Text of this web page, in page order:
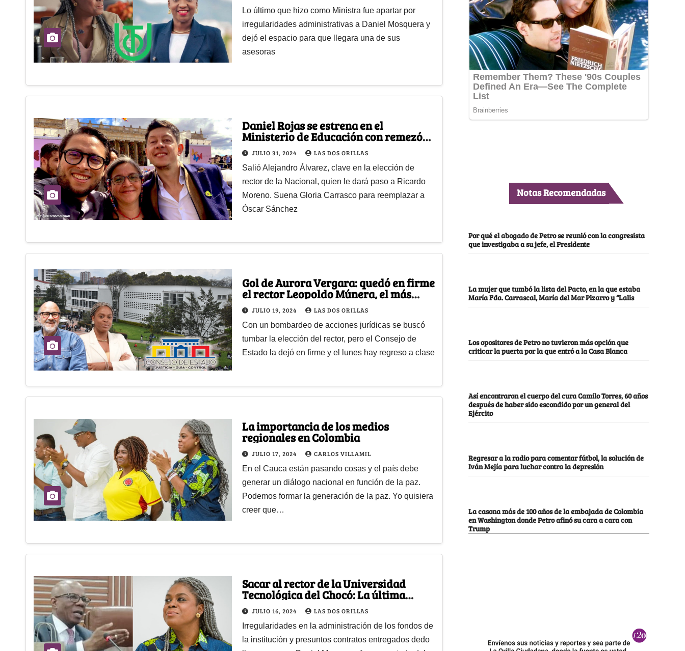
Lo último que hizo como Ministra fue apartar por
irregularidades administrativas a Daniel Mosquera y
dejó el espacio para que llegara una de sus
asesoras
Daniel Rojas se estrena en el
Ministerio de Educación con remezón
en sus Viceministerios
JULIO 31, 2024 LAS DOS ORILLAS
Salió Alejandro Álvarez, clave en la elección de
rector de la Nacional, quien le dará paso a Ricardo
Moreno. Suena Gloria Carrasco para reemplazar a
Óscar Sánchez
Gol de Aurora Vergara: quedó en firme
el rector Leopoldo Múnera, el más
votado por los estudiantes
JULIO 19, 2024 LAS DOS ORILLAS
Con un bombardeo de acciones jurídicas se buscó
tumbar la elección del rector, pero el Consejo de
Estado la dejó en firme y el lunes hay regreso a clase
La importancia de los medios
regionales en Colombia
JULIO 17, 2024 CARLOS VILLAMIL
En el Cauca están pasando cosas y el país debe
generar un diálogo nacional en función de la paz.
Podemos formar la generación de la paz. Yo quisiera
creer que…
Sacar al rector de la Universidad
Tecnológica del Chocó: La última
acción de Aurora Vergara como
ministra
JULIO 16, 2024 LAS DOS ORILLAS
Irregularidades en la administración de los fondos de
la institución y presuntos contratos entregados dedo
Notas Recomendadas
Por qué el abogado de Petro se reunió con la congresista
que investigaba a su jefe, el Presidente
La mujer que tumbó la lista del Pacto, en la que estaba
María Fda. Carrascal, María del Mar Pizarro y “Lalis
Los opositores de Petro no tuvieron más opción que
criticar la puerta por la que entró a la Casa Blanca
Así encontraron el cuerpo del cura Camilo Torres, 60 años
después de haber sido escondido por un general del
Ejército
Regresar a la radio para comentar fútbol, la solución de
Iván Mejía para luchar contra la depresión
La casona más de 100 años de la embajada de Colombia
en Washington donde Petro afinó su cara a cara con
Trump